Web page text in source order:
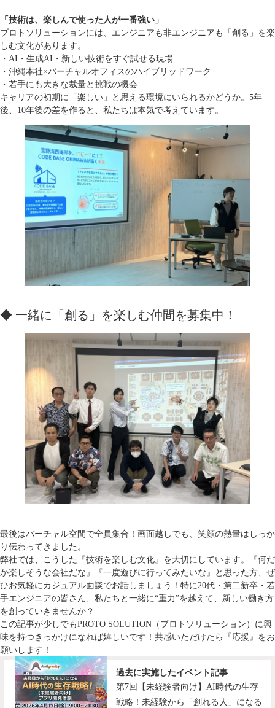
「技術は、楽しんで使った人が一番強い」
プロトソリューションには、エンジニアも非エンジニアも「創る」を楽
しむ文化があります。
・AI・生成AI・新しい技術をすぐ試せる現場
・沖縄本社×バーチャルオフィスのハイブリッドワーク
・若手にも大きな裁量と挑戦の機会
キャリアの初期に「楽しい」と思える環境にいられるかどうか。5年
後、10年後の差を作ると、私たちは本気で考えています。
◆ 一緒に「創る」を楽しむ仲間を募集中！
最後はバーチャル空間で全員集合！画面越しでも、笑顔の熱量はしっか
り伝わってきました。
弊社では、こうした『技術を楽しむ文化』を大切にしています。『何だ
か楽しそうな会社だな』『一度遊びに行ってみたいな』と思った方、ぜ
ひお気軽にカジュアル面談でお話しましょう！特に20代・第二新卒・若
手エンジニアの皆さん、私たちと一緒に“重力”を越えて、新しい働き方
を創っていきませんか？
この記事が少しでもPROTO SOLUTION（プロトソリューション）に興
味を持つきっかけになれば嬉しいです！共感いただけたら『応援』をお
願いします！
過去に実施したイベント記事
第7回【未経験者向け】AI時代の生存
戦略！未経験から「創れる人」になる